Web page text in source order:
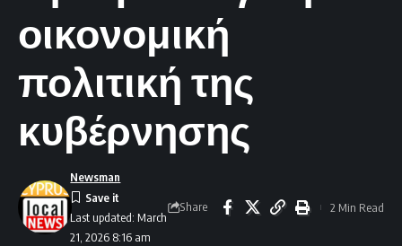
οικονομική
πολιτική της
κυβέρνησης
Last updated: March
21, 2026 8:16 am
Newsman
Share 2 Min Read